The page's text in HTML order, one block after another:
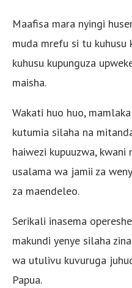
Maafisa mara nyingi
muda mrefu si tu kuhusu
kuhusu kupunguza
maisha.
Wakati huo huo,
kutumia silaha na
haiwezi kupuuzwa,
usalama wa jamii za
za maendeleo.
Serikali inasema
makundi yenye silaha
wa utulivu kuvuruga
Papua.